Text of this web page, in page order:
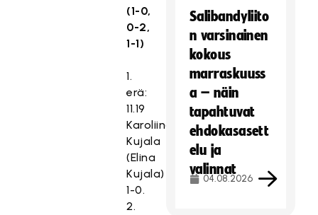
(1-0,
0-2,
1-1)
1.
erä:
11.19
Karoliina
Kujala
(Elina
Kujala)
1-0.
2.
Salibandyliito
n varsinainen
kokous
marraskuuss
a – näin
tapahtuvat
ehdokasasett
elu ja
valinnat
04.08.2026